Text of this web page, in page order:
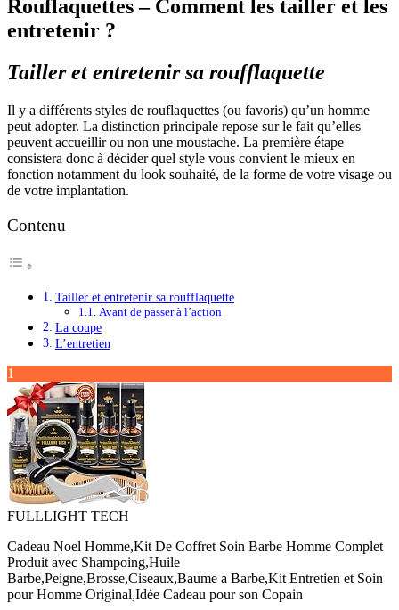
Rouflaquettes – Comment les tailler et les
entretenir ?
Tailler et entretenir sa roufflaquette
Il y a différents styles de rouflaquettes (ou favoris) qu’un homme
peut adopter. La distinction principale repose sur le fait qu’elles
peuvent accueillir ou non une moustache. La première étape
consistera donc à décider quel style vous convient le mieux en
fonction notamment du look souhaité, de la forme de votre visage ou
de votre implantation.
Contenu
Tailler et entretenir sa roufflaquette
Avant de passer à l’action
La coupe
L’entretien
1
FULLLIGHT TECH
Cadeau Noel Homme,Kit De Coffret Soin Barbe Homme Complet
Produit avec Shampoing,Huile
Barbe,Peigne,Brosse,Ciseaux,Baume a Barbe,Kit Entretien et Soin
pour Homme Original,Idée Cadeau pour son Copain